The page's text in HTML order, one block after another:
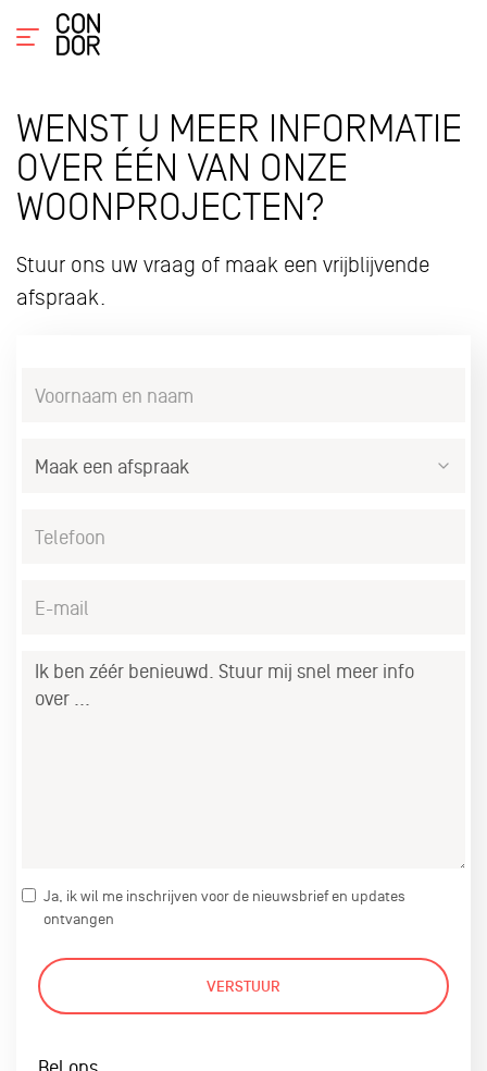
WENST U MEER INFORMATIE
OVER ÉÉN VAN ONZE
WOONPROJECTEN?
Stuur ons uw vraag of maak een vrijblijvende
afspraak.
Bericht
Ja, ik wil me inschrijven voor de nieuwsbrief en updates
ontvangen
VERSTUUR